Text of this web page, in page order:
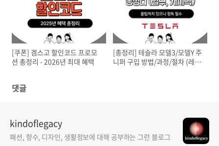
[쿠폰] 겜스고 할인코드 프로모
션 총정리 - 2026년 최대 혜택
[총정리] 테슬라 모델3/모델Y 주
니퍼 구입 방법/과정/절차 (레퍼
댓글
kindoflegacy
패션, 향수, 디자인, 생활정보에 대해 공부하는 그런 블로그